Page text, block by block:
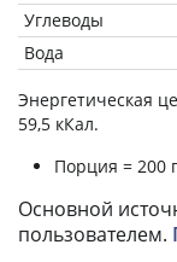
Углеводы
Вода
Энергетическая
59,5 кКал.
Порция = 200
Основной
пользователем.